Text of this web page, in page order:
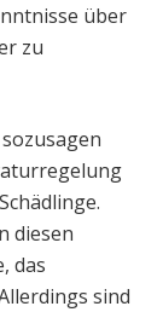
über
zu
diesen
das
sind